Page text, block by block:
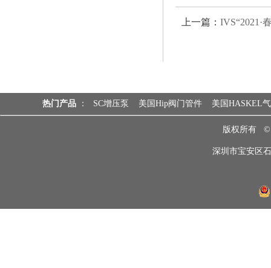
上一篇： IVS“2021·
热门产品 ： SC增压泵 美国Hip阀门管件 美国HASKEL
版权所有
深圳市宝安区